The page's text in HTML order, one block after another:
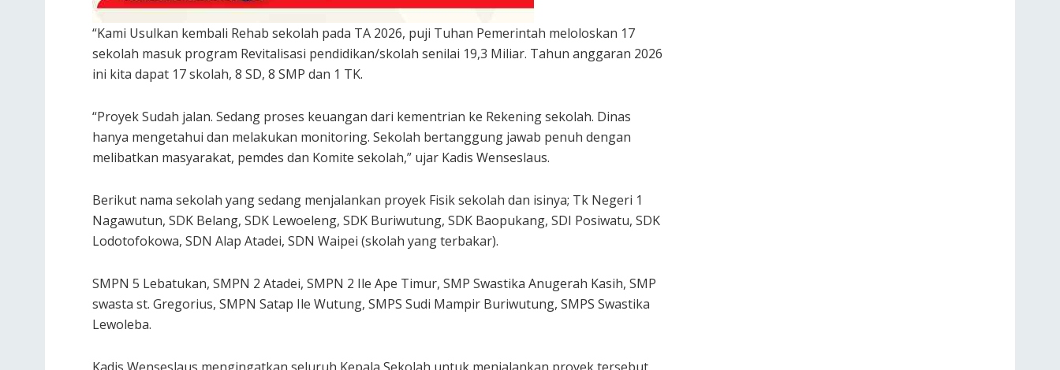
“Kami Usulkan kembali Rehab sekolah pada TA 2026, puji Tuhan Pemerintah meloloskan 17
sekolah masuk program Revitalisasi pendidikan/skolah senilai 19,3 Miliar. Tahun anggaran 2026
ini kita dapat 17 skolah, 8 SD, 8 SMP dan 1 TK.
“Proyek Sudah jalan. Sedang proses keuangan dari kementrian ke Rekening sekolah. Dinas
hanya mengetahui dan melakukan monitoring. Sekolah bertanggung jawab penuh dengan
melibatkan masyarakat, pemdes dan Komite sekolah,” ujar Kadis Wenseslaus.
Berikut nama sekolah yang sedang menjalankan proyek Fisik sekolah dan isinya; Tk Negeri 1
Nagawutun, SDK Belang, SDK Lewoeleng, SDK Buriwutung, SDK Baopukang, SDI Posiwatu, SDK
Lodotofokowa, SDN Alap Atadei, SDN Waipei (skolah yang terbakar).
SMPN 5 Lebatukan, SMPN 2 Atadei, SMPN 2 Ile Ape Timur, SMP Swastika Anugerah Kasih, SMP
swasta st. Gregorius, SMPN Satap Ile Wutung, SMPS Sudi Mampir Buriwutung, SMPS Swastika
Lewoleba.